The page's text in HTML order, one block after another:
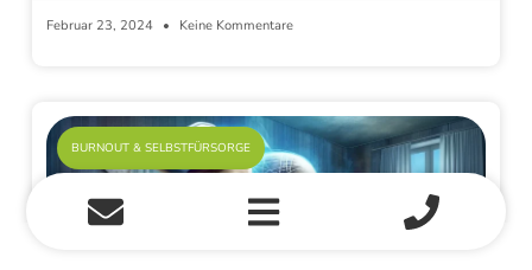
Februar 23, 2024 Keine Kommentare
BURNOUT & SELBSTFÜRSORGE